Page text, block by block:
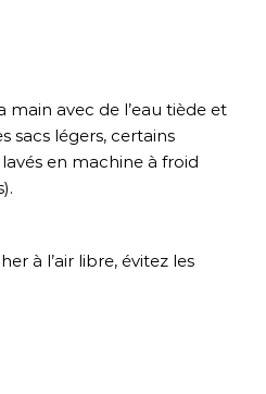
main avec de l’eau tiède et
sacs légers, certains
en machine à froid
à l’air libre, évitez les